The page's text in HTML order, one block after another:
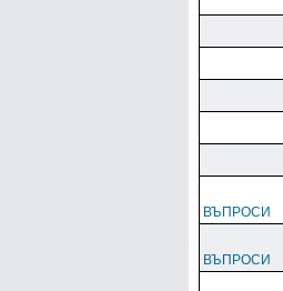
ВЪПРОСИ
ВЪПРОСИ